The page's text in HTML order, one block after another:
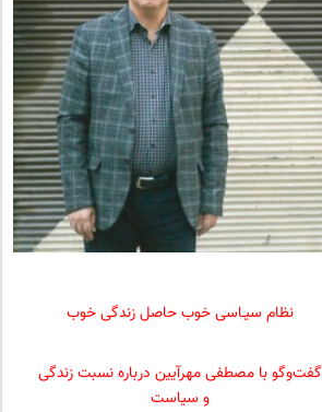
نظام سیـاسی خوب حاصل زندگی خوب
گفت‌وگو با مصطفی مهرآیین درباره نسبت زندگی
و سیاست